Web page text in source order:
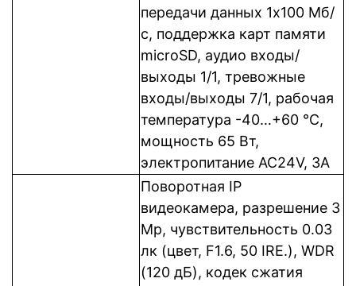
передачи данных 1x100 Мб/
с, поддержка карт памяти
microSD, аудио входы/
выходы 1/1, тревожные
входы/выходы 7/1, рабочая
температура -40…+60 °C,
мощность 65 Вт,
электропитание AC24V, 3A
Поворотная IP
видеокамера, разрешение 3
Mp, чувствительность 0.03
лк (цвет, F1.6, 50 IRE.), WDR
(120 дБ), кодек сжатия